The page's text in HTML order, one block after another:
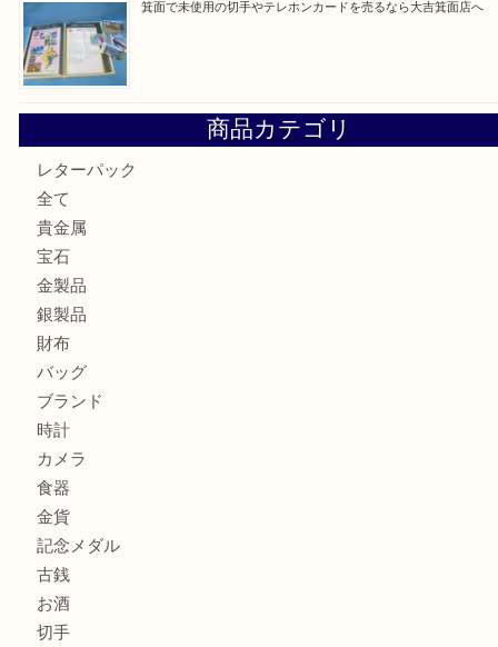
最近の投稿